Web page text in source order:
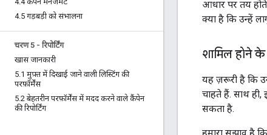
4.5 गड़बड़ी को संभालना
चरण 5 - रिपोर्टिंग
खास जानकारी
5.1 मुफ़्त में दिखाई जाने वाली लिस्टिंग की
परफ़ॉर्मेंस
5.2 बेहतरीन परफ़ॉर्मेंस में मदद करने वाले कैंपेन
की रिपोर्टिंग
आधार पर तय
क्या है कि उन्हें
शामिल होने
यह ज़रूरी है कि
चाहते हैं. साथ
सकता है.